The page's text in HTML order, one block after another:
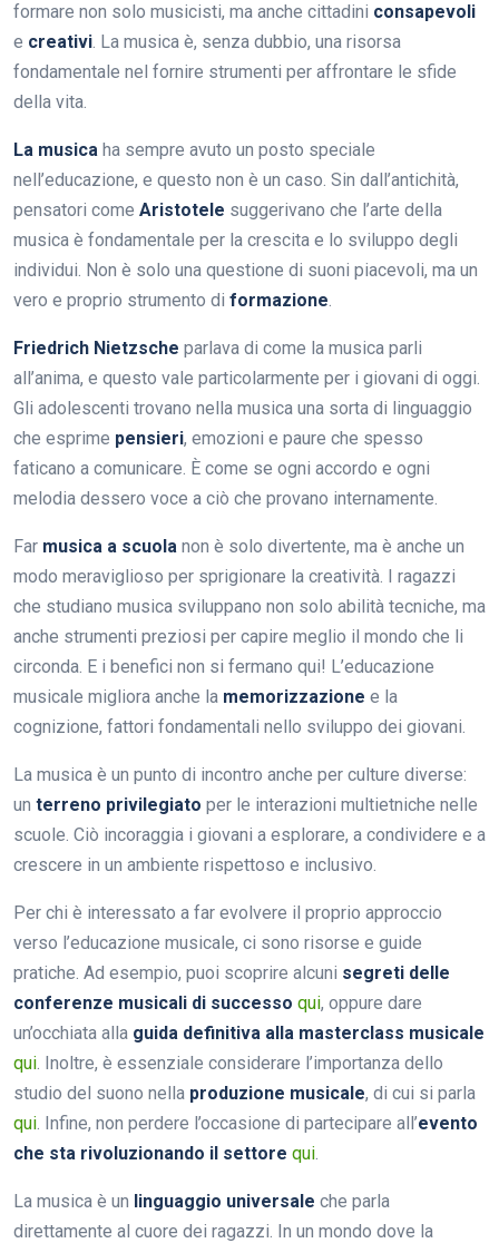
formare non solo musicisti, ma anche cittadini consapevoli
e creativi. La musica è, senza dubbio, una risorsa
fondamentale nel fornire strumenti per affrontare le sfide
della vita.
La musica ha sempre avuto un posto speciale
nell’educazione, e questo non è un caso. Sin dall’antichità,
pensatori come Aristotele suggerivano che l’arte della
musica è fondamentale per la crescita e lo sviluppo degli
individui. Non è solo una questione di suoni piacevoli, ma un
vero e proprio strumento di formazione.
Friedrich Nietzsche parlava di come la musica parli
all’anima, e questo vale particolarmente per i giovani di oggi.
Gli adolescenti trovano nella musica una sorta di linguaggio
che esprime pensieri, emozioni e paure che spesso
faticano a comunicare. È come se ogni accordo e ogni
melodia dessero voce a ciò che provano internamente.
Far musica a scuola non è solo divertente, ma è anche un
modo meraviglioso per sprigionare la creatività. I ragazzi
che studiano musica sviluppano non solo abilità tecniche, ma
anche strumenti preziosi per capire meglio il mondo che li
circonda. E i benefici non si fermano qui! L’educazione
musicale migliora anche la memorizzazione e la
cognizione, fattori fondamentali nello sviluppo dei giovani.
La musica è un punto di incontro anche per culture diverse:
un terreno privilegiato per le interazioni multietniche nelle
scuole. Ciò incoraggia i giovani a esplorare, a condividere e a
crescere in un ambiente rispettoso e inclusivo.
Per chi è interessato a far evolvere il proprio approccio
verso l’educazione musicale, ci sono risorse e guide
pratiche. Ad esempio, puoi scoprire alcuni segreti delle
conferenze musicali di successo qui, oppure dare
un’occhiata alla guida definitiva alla masterclass musicale
qui. Inoltre, è essenziale considerare l’importanza dello
studio del suono nella produzione musicale, di cui si parla
qui. Infine, non perdere l’occasione di partecipare all’evento
che sta rivoluzionando il settore qui.
La musica è un linguaggio universale che parla
direttamente al cuore dei ragazzi. In un mondo dove la